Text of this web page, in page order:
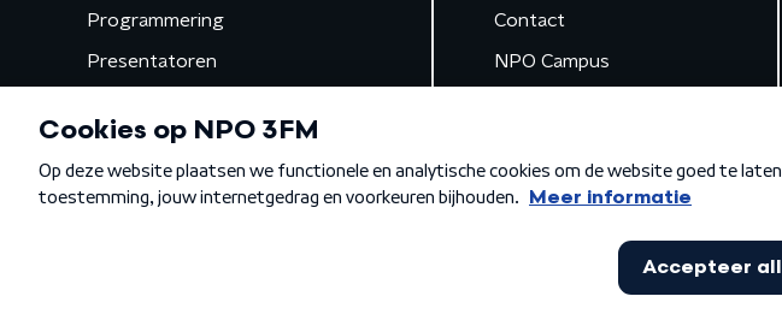
Programmering
Presentatoren
Gemist
Contact
NPO Campus
Algemene voorwaarden Privacybeleid